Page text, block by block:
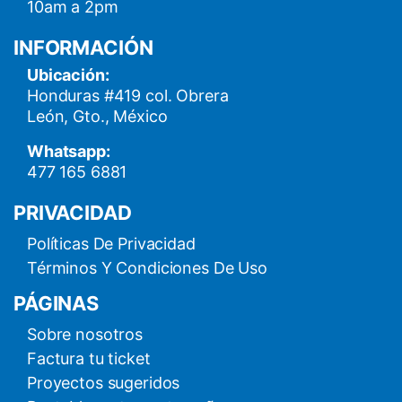
10am a 2pm
INFORMACIÓN
Ubicación:
Honduras #419 col. Obrera
León, Gto., México
Whatsapp:
477 165 6881
PRIVACIDAD
Políticas De Privacidad
Términos Y Condiciones De Uso
PÁGINAS
Sobre nosotros
Factura tu ticket
Proyectos sugeridos